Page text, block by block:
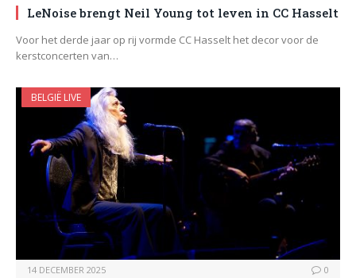
LeNoise brengt Neil Young tot leven in CC Hasselt
Voor het derde jaar op rij vormde CC Hasselt het decor voor de
kerstconcerten van…
BELGIË LIVE
14 DECEMBER 2025 0